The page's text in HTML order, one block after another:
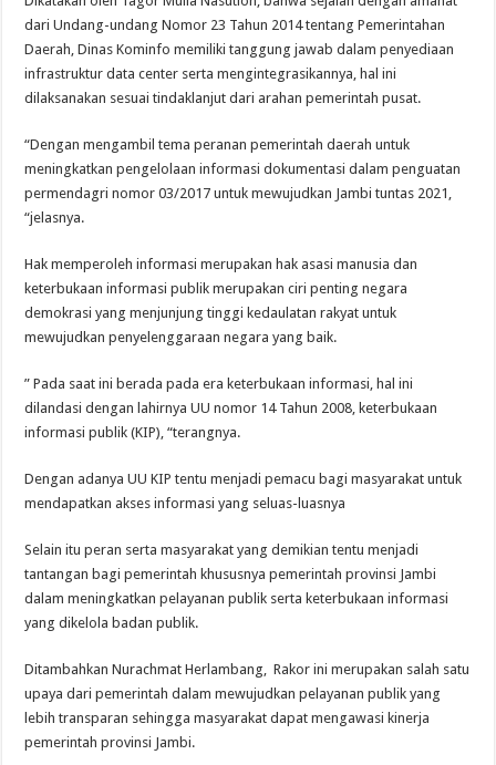
dari Undang-undang Nomor 23 Tahun 2014 tentang Pemerintahan
Daerah, Dinas Kominfo memiliki tanggung jawab dalam penyediaan
infrastruktur data center serta mengintegrasikannya, hal ini
dilaksanakan sesuai tindaklanjut dari arahan pemerintah pusat.
“Dengan mengambil tema peranan pemerintah daerah untuk
meningkatkan pengelolaan informasi dokumentasi dalam penguatan
permendagri nomor 03/2017 untuk mewujudkan Jambi tuntas 2021,
“jelasnya.
Hak memperoleh informasi merupakan hak asasi manusia dan
keterbukaan informasi publik merupakan ciri penting negara
demokrasi yang menjunjung tinggi kedaulatan rakyat untuk
mewujudkan penyelenggaraan negara yang baik.
” Pada saat ini berada pada era keterbukaan informasi, hal ini
dilandasi dengan lahirnya UU nomor 14 Tahun 2008, keterbukaan
informasi publik (KIP), “terangnya.
Dengan adanya UU KIP tentu menjadi pemacu bagi masyarakat untuk
mendapatkan akses informasi yang seluas-luasnya
Selain itu peran serta masyarakat yang demikian tentu menjadi
tantangan bagi pemerintah khususnya pemerintah provinsi Jambi
dalam meningkatkan pelayanan publik serta keterbukaan informasi
yang dikelola badan publik.
Ditambahkan Nurachmat Herlambang, Rakor ini merupakan salah satu
upaya dari pemerintah dalam mewujudkan pelayanan publik yang
lebih transparan sehingga masyarakat dapat mengawasi kinerja
pemerintah provinsi Jambi.